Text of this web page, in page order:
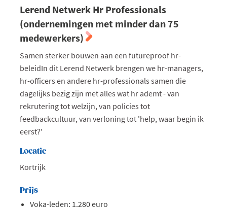
Lerend Netwerk Hr Professionals
(ondernemingen met minder dan 75
medewerkers)
Samen sterker bouwen aan een futureproof hr-
beleidIn dit Lerend Netwerk brengen we hr-managers,
hr-officers en andere hr-professionals samen die
dagelijks bezig zijn met alles wat hr ademt - van
rekrutering tot welzijn, van policies tot
feedbackcultuur, van verloning tot 'help, waar begin ik
eerst?'
Locatie
Kortrijk
Prijs
Voka-leden: 1.280 euro